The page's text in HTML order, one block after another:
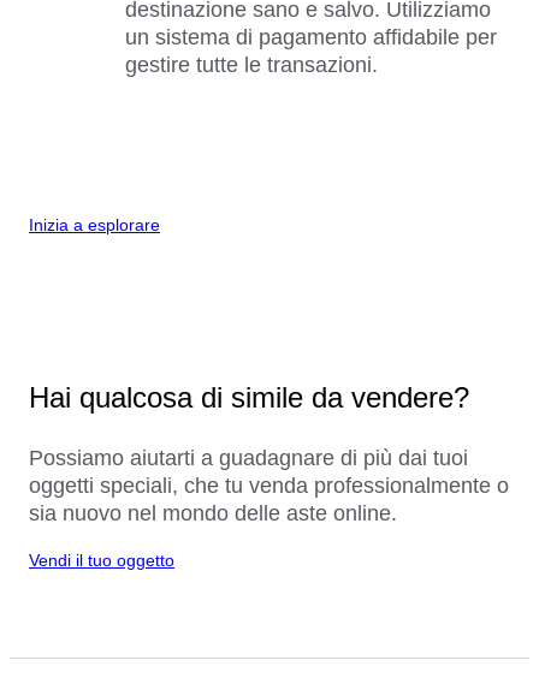
destinazione sano e salvo. Utilizziamo
un sistema di pagamento affidabile per
gestire tutte le transazioni.
Inizia a esplorare
Hai qualcosa di simile da vendere?
Possiamo aiutarti a guadagnare di più dai tuoi
oggetti speciali, che tu venda professionalmente o
sia nuovo nel mondo delle aste online.
Vendi il tuo oggetto